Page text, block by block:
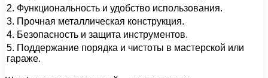
2. Функциональность и удобство использования.
3. Прочная металлическая конструкция.
4. Безопасность и защита инструментов.
5. Поддержание порядка и чистоты в мастерской или
гараже.